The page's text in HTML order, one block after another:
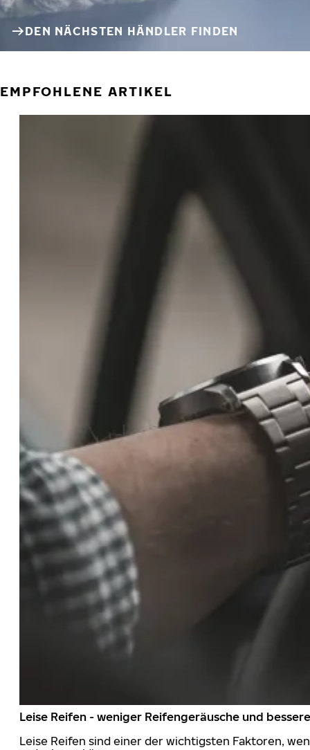
DEN NÄCHSTEN HÄNDLER FINDEN
EMPFOHLENE ARTIKEL
Leise Reifen - weniger Reifengeräusche und
Leise Reifen sind einer der wichtigsten Faktoren,